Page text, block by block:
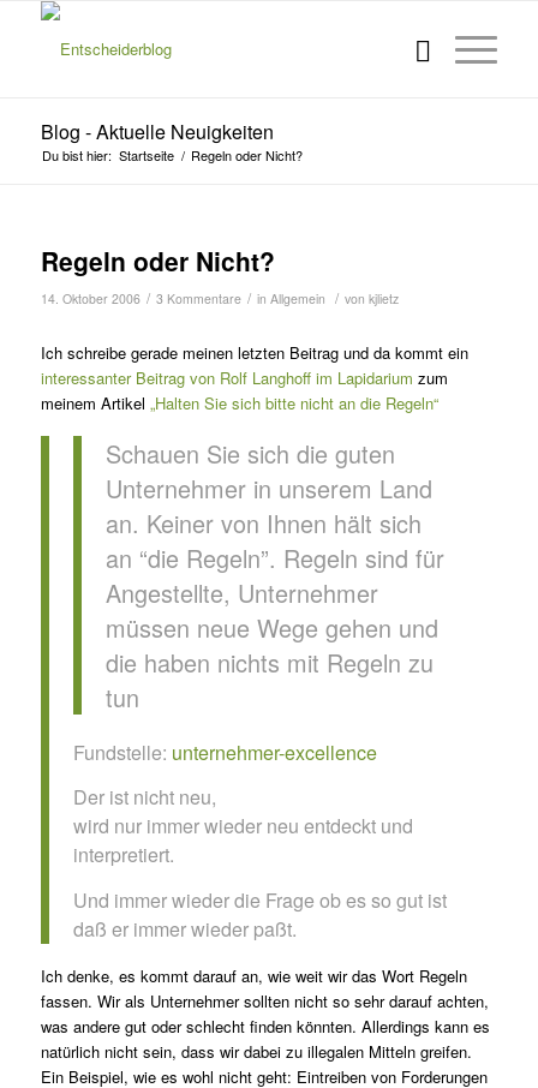
Blog - Aktuelle Neuigkeiten
Du bist hier: Startseite / Regeln oder Nicht?
Regeln oder Nicht?
14. Oktober 2006 / 3 Kommentare / in Allgemein / von kjlietz
Ich schreibe gerade meinen letzten Beitrag und da kommt ein
interessanter Beitrag von Rolf Langhoff im Lapidarium zum
meinem Artikel „Halten Sie sich bitte nicht an die Regeln“
Schauen Sie sich die guten
Unternehmer in unserem Land
an. Keiner von Ihnen hält sich
an “die Regeln”. Regeln sind für
Angestellte, Unternehmer
müssen neue Wege gehen und
die haben nichts mit Regeln zu
tun
Fundstelle: unternehmer-excellence
Der ist nicht neu,
wird nur immer wieder neu entdeckt und
interpretiert.
Und immer wieder die Frage ob es so gut ist
daß er immer wieder paßt.
Ich denke, es kommt darauf an, wie weit wir das Wort Regeln
fassen. Wir als Unternehmer sollten nicht so sehr darauf achten,
was andere gut oder schlecht finden könnten. Allerdings kann es
natürlich nicht sein, dass wir dabei zu illegalen Mitteln greifen.
Ein Beispiel, wie es wohl nicht geht: Eintreiben von Forderungen